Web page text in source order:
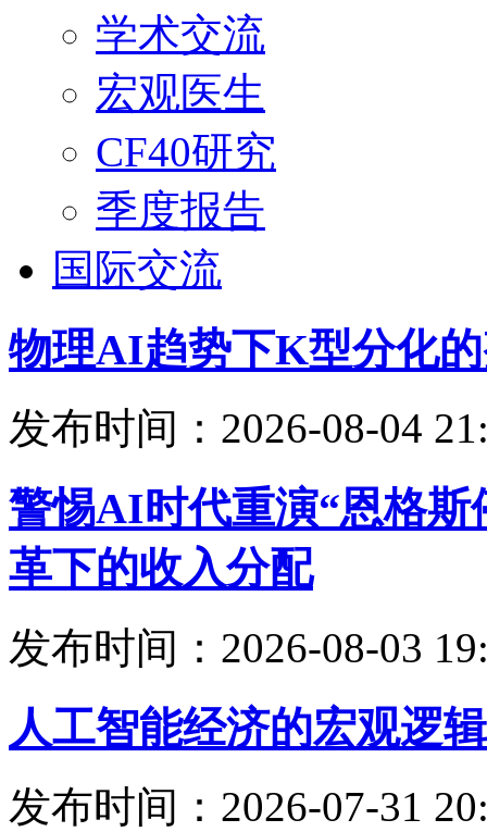
学术交流
宏观医生
CF40研究
季度报告
国际交流
物理AI趋势下K型分化
发布时间：2026-08-04
警惕AI时代重演“恩格
革下的收入分配
发布时间：2026-08-03
人工智能经济的宏观逻
发布时间：2026-07-31